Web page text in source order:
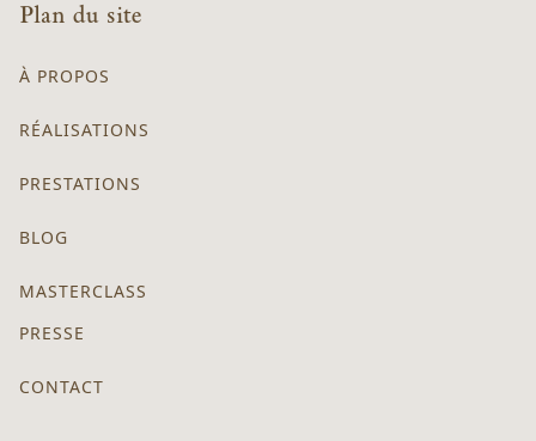
Plan du site
À PROPOS
RÉALISATIONS
PRESTATIONS
BLOG
MASTERCLASS
PRESSE
CONTACT